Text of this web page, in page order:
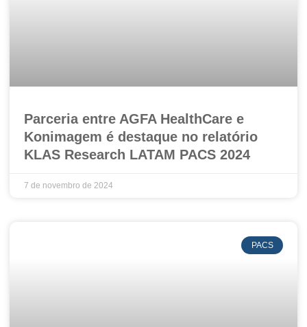
Parceria entre AGFA HealthCare e
Konimagem é destaque no relatório
KLAS Research LATAM PACS 2024
7 de novembro de 2024
PACS